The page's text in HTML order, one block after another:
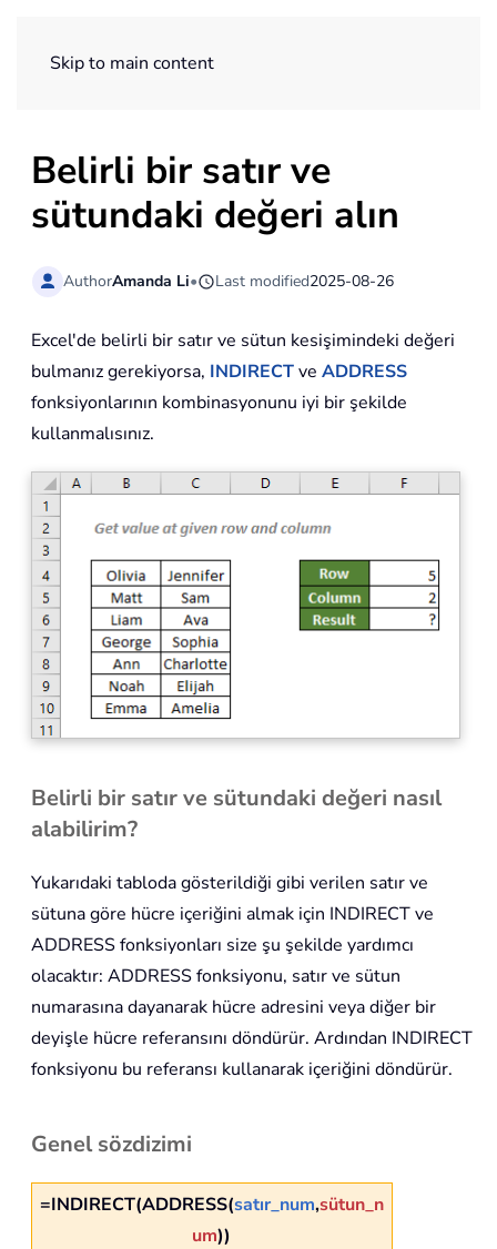
Skip to main content
Belirli bir satır ve
sütundaki değeri alın
AuthorAmanda Li• Last modified2025-08-26
Excel'de belirli bir satır ve sütun kesişimindeki değeri
bulmanız gerekiyorsa, INDIRECTve ADDRESS
fonksiyonlarının kombinasyonunu iyi bir şekilde
kullanmalısınız.
Belirli bir satır ve sütundaki değeri nasıl
alabilirim?
Yukarıdaki tabloda gösterildiği gibi verilen satır ve
sütuna göre hücre içeriğini almak için INDIRECT ve
ADDRESS fonksiyonları size şu şekilde yardımcı
olacaktır: ADDRESS fonksiyonu, satır ve sütun
numarasına dayanarak hücre adresini veya diğer bir
deyişle hücre referansını döndürür. Ardından INDIRECT
fonksiyonu bu referansı kullanarak içeriğini döndürür.
Genel sözdizimi
=INDIRECT(ADDRESS(satır_num,sütun_n
um))